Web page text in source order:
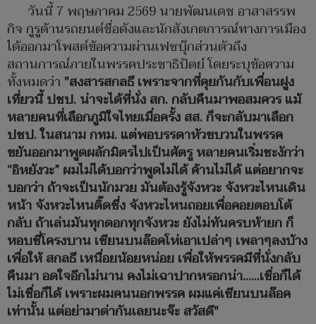
วันนี้ 7 พฤษภาคม 2569 นายพัฒนเดช อาสาสรรพ
กิจ กูรูด้านรถยนต์ชื่อดังและนักสังเกตการณ์ทางการเมือง
ได้ออกมาโพสต์ข้อความผ่านเฟซบุ๊กส่วนตัวถึง
สถานการณ์ภายในพรรคประชาธิปัตย์ โดยระบุข้อความ
ทั้งหมดว่า "สงสารสกลธี เพราะจากที่คุยกันกับเพื่อนฝูง
เที่ยวนี้ ปชป. น่าจะได้ที่นั่ง สก. กลับคืนมาพอสมควร แม้
หลายคนที่เลือกภูมิใจไทยเมื่อครั้ง สส. ก็จะกลับมาเลือก
ปชป. ในสนาม กทม. แต่พอบรรดาหัวขบวนในพรรค
ขยันออกมาพูดผลักมิตรไปเป็นศัตรู หลายคนเริ่มชะงักว่า
“อิหยังวะ” ผมไม่ได้บอกว่าพูดไม่ได้ ค้านไม่ได้ แต่อยากจะ
บอกว่า ถ้าจะเป็นนักมวย มันต้องรู้จังหวะ จังหวะไหนเดิน
หน้า จังหวะไหนติ๊ดชึ่ง จังหวะไหนถอยเพื่อคอยตอบโต้
กลับ ถ้าเล่นมันทุกดอกทุกจังหวะ ยังไม่ทันครบห้ายก ก็
หอบซี่โครงบาน เซียนบนล๊อคโห่เอาเปล่าๆ เพลาๆลงบ้าง
เพื่อให้ สกลธี เหนื่อยน้อยหน่อย เพื่อให้พรรคมีที่นั่งกลับ
คืนมา อดใจอีกไม่นาน คงไม่เฉาปากหรอกน่า……เชื่อก็ได้
ไม่เชื่อก็ได้ เพราะผมคนนอกพรรค ผมแค่เซียนบนล๊อค
เท่านั้น แต่อย่ามาด่ากันเลยนะจ๊ะ สวัสดี"